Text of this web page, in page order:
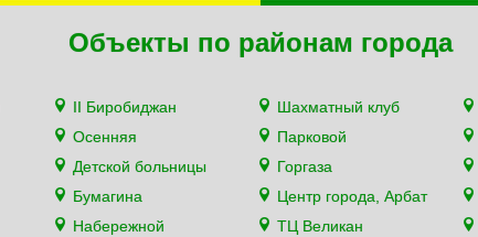
Объекты по районам города
II Биробиджан
Осенняя
Детской больницы
Бумагина
Набережной
Шахматный клуб
Парковой
Горгаза
Центр города, Арбат
ТЦ Великан